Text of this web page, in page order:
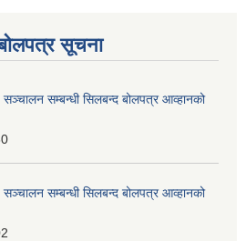
सूचना
सञ्चालन सम्बन्धी सिलबन्द बोलपत्र आव्हानको
सञ्चालन सम्बन्धी सिलबन्द बोलपत्र आव्हानको